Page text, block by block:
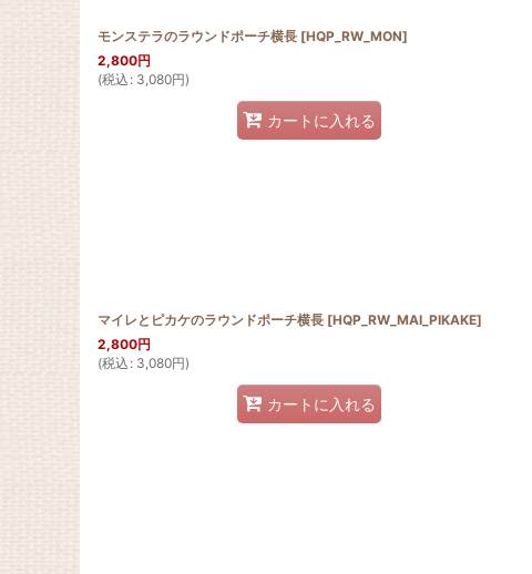
モンステラのラウンドポーチ横長 [HQP_RW_MON]
2,800円
(税込 : 3,080円)
カートに入れる
マイレとピカケのラウンドポーチ横長 [HQP_RW_MAI_PIKAKE]
2,800円
(税込 : 3,080円)
カートに入れる